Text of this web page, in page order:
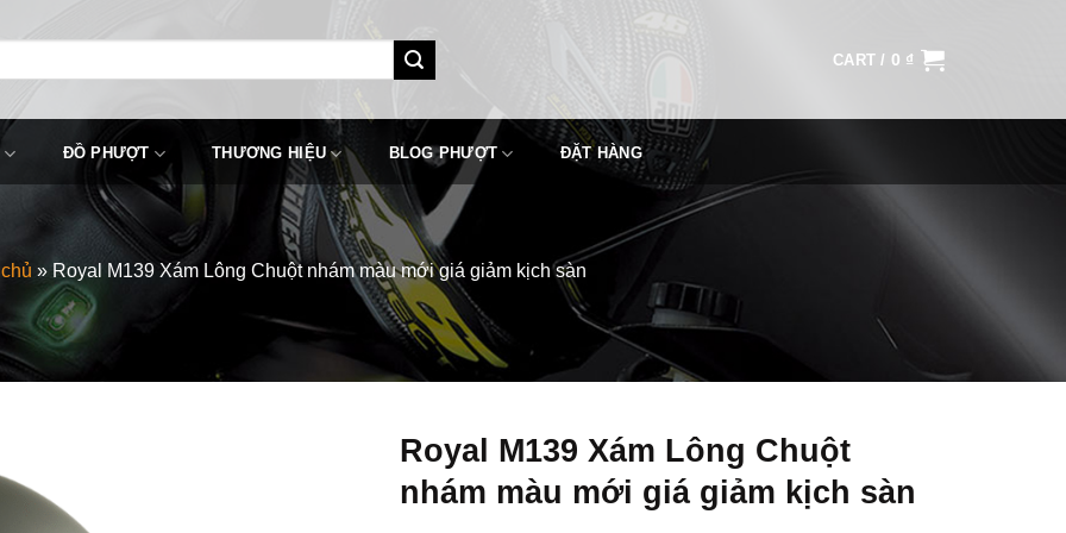
CART / 0 ₫
ĐỒ PHƯỢT THƯƠNG HIỆU BLOG PHƯỢT ĐẶT HÀNG
» Royal M139 Xám Lông Chuột nhám màu mới giá giảm kịch sàn
Royal M139 Xám Lông Chuột
nhám màu mới giá giảm kịch sàn